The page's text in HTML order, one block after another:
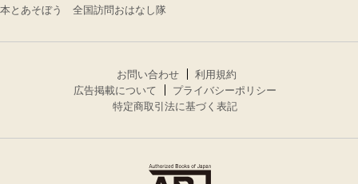
本とあそぼう 全国訪問おはなし隊
お問い合わせ
利用規約
広告掲載について
プライバシーポリシー
特定商取引法に基づく表記